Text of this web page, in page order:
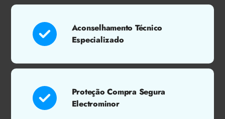
Aconselhamento Técnico
Especializado
Proteção Compra Segura
Electrominor